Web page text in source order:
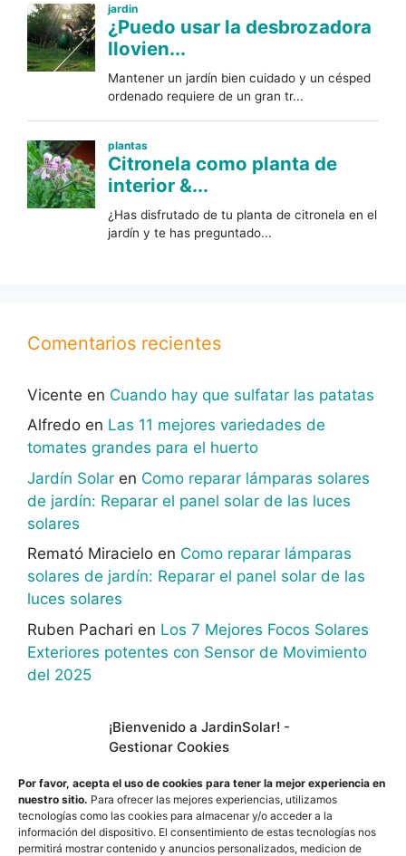
¡Bienvenido a JardinSolar! -
Gestionar Cookies
Por favor, acepta el uso de cookies para tener la mejor experiencia en
nuestro sitio. Para ofrecer las mejores experiencias, utilizamos
tecnologías como las cookies para almacenar y/o acceder a la
información del dispositivo. El consentimiento de estas tecnologías nos
permitirá mostrar contenido y anuncios personalizados, medicion de
Comentarios recientes
Vicente en Cuando hay que sulfatar las patatas
Alfredo en Las 11 mejores variedades de
tomates grandes para el huerto
Jardín Solar en Como reparar lámparas solares
de jardín: Reparar el panel solar de las luces
solares
Remató Miracielo en Como reparar lámparas
solares de jardín: Reparar el panel solar de las
luces solares
Ruben Pachari en Los 7 Mejores Focos Solares
Exteriores potentes con Sensor de Movimiento
del 2025
ingresos por las compras adscritas que cumplen
los requisitos aplicables.